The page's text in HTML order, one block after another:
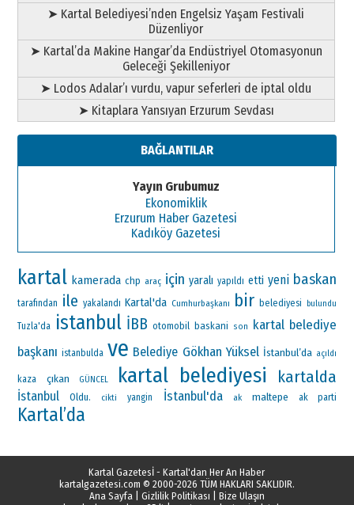
➤ Kartal Belediyesi’nden Engelsiz Yaşam Festivali
Düzenliyor
➤ Kartal’da Makine Hangar’da Endüstriyel Otomasyonun
Geleceği Şekilleniyor
➤ Lodos Adalar’ı vurdu, vapur seferleri de iptal oldu
➤ Kitaplara Yansıyan Erzurum Sevdası
BAĞLANTILAR
Yayın Grubumuz
Ekonomiklik
Erzurum Haber Gazetesi
Kadıköy Gazetesi
kartal kamerada chp araç için yaralı yapıldı etti yeni baskan
tarafından ile yakalandı Kartal'da Cumhurbaşkanı bir belediyesi bulundu
Tuzla'da istanbul İBB otomobil baskani son
kartal belediye
başkanı istanbulda ve Belediye Gökhan Yüksel İstanbul’da açıldı
kaza çıkan GÜNCEL kartal belediyesi kartalda
İstanbul Oldu. cikti yangin İstanbul'da ak maltepe ak parti
Kartal’da
Kartal Gazetesİ - Kartal'dan Her An Haber
kartalgazetesi.com © 2000-2026 TÜM HAKLARI SAKLIDIR.
Ana Sayfa| Gizlilik Politikası
Bize Ulaşın